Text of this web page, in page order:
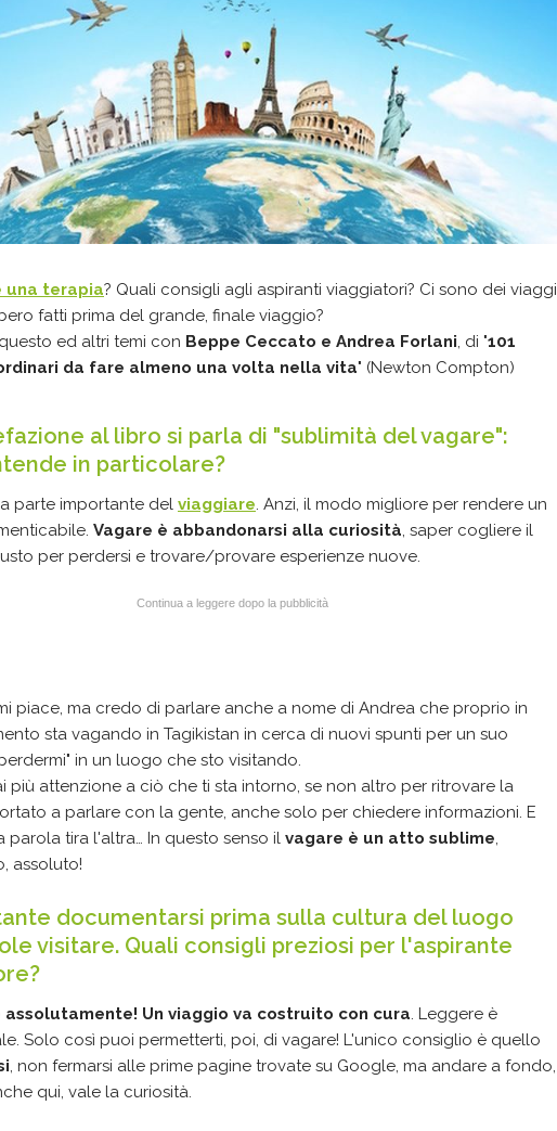
una terapia? Quali consigli agli aspiranti viaggiatori? Ci sono dei viaggi
fatti prima del grande, finale viaggio?
ed altri temi con Beppe Ceccato e Andrea Forlani, di "101
da fare almeno una volta nella vita" (Newton Compton)
al libro si parla di "sublimità del vagare":
in particolare?
parte importante del viaggiare. Anzi, il modo migliore per rendere un
Vagare è abbandonarsi alla curiosità, saper cogliere il
per perdersi e trovare/provare esperienze nuove.
Continua a leggere dopo la pubblicità
piace, ma credo di parlare anche a nome di Andrea che proprio in
sta vagando in Tagikistan in cerca di nuovi spunti per un suo
in un luogo che sto visitando.
più attenzione a ciò che ti sta intorno, se non altro per ritrovare la
a parlare con la gente, anche solo per chiedere informazioni. E
parola tira l'altra… In questo senso il vagare è un atto sublime,
assoluto!
documentarsi prima sulla cultura del luogo
visitare. Quali consigli preziosi per l'aspirante
Un viaggio va costruito con cura. Leggere è
Solo così puoi permetterti, poi, di vagare! L'unico consiglio è quello
, non fermarsi alle prime pagine trovate su Google, ma andare a fondo,
qui, vale la curiosità.